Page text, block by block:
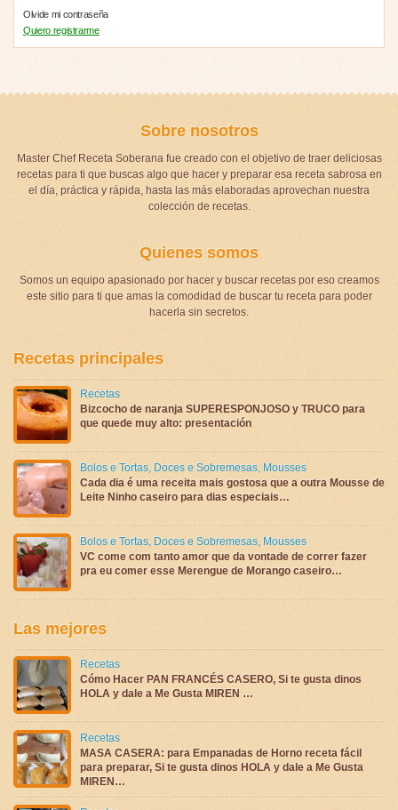
Olvide mi contraseña
Quiero registrarme
Sobre nosotros
Master Chef Receta Soberana fue creado con el objetivo de traer deliciosas
recetas para ti que buscas algo que hacer y preparar esa receta sabrosa en
el día, práctica y rápida, hasta las más elaboradas aprovechan nuestra
colección de recetas.
Quienes somos
Somos un equipo apasionado por hacer y buscar recetas por eso creamos
este sitio para ti que amas la comodidad de buscar tu receta para poder
hacerla sin secretos.
Recetas principales
Recetas
Bizcocho de naranja SUPERESPONJOSO y TRUCO para
que quede muy alto: presentación
Bolos e Tortas, Doces e Sobremesas, Mousses
Cada dia é uma receita mais gostosa que a outra Mousse de
Leite Ninho caseiro para dias especiais…
Bolos e Tortas, Doces e Sobremesas, Mousses
VC come com tanto amor que da vontade de correr fazer
pra eu comer esse Merengue de Morango caseiro…
Las mejores
Recetas
Cómo Hacer PAN FRANCÉS CASERO, Si te gusta dinos
HOLA y dale a Me Gusta MIREN …
Recetas
MASA CASERA: para Empanadas de Horno receta fácil
para preparar, Si te gusta dinos HOLA y dale a Me Gusta
MIREN…